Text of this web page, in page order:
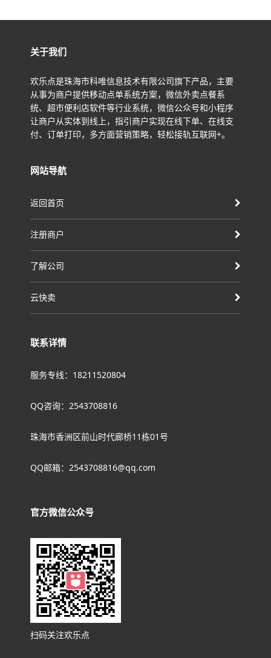
关于我们
欢乐点是珠海市科唯信息技术有限公司旗下产品，主要
从事为商户提供移动点单系统方案，微信外卖点餐系
统、超市便利店软件等行业系统，微信公众号和小程序
让商户从实体到线上，指引商户实现在线下单、在线支
付、订单打印，多方面营销策略，轻松接轨互联网+。
网站导航
返回首页
注册商户
了解公司
云快卖
联系详情
服务专线：18211520804
QQ咨询：2543708816
珠海市香洲区前山时代廊桥11栋01号
QQ邮箱：2543708816@qq.com
官方微信公众号
扫码关注欢乐点